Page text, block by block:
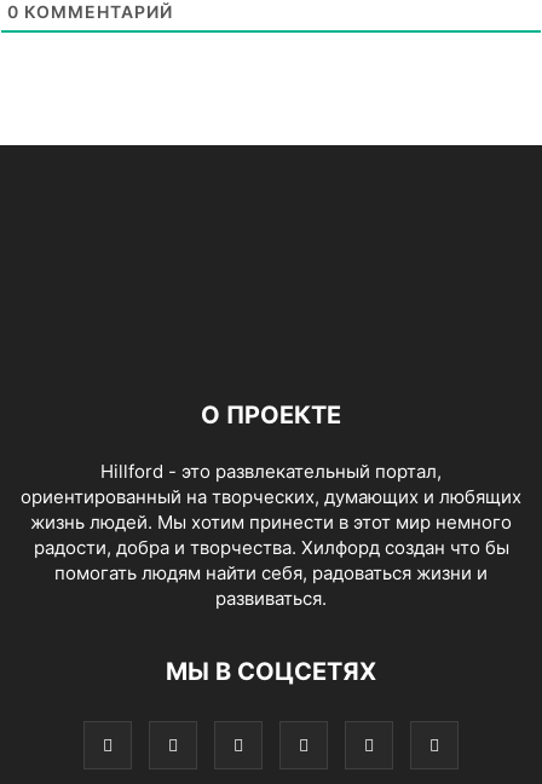
0 КОММЕНТАРИЙ
О ПРОЕКТЕ
Hillford - это развлекательный портал,
ориентированный на творческих, думающих и любящих
жизнь людей. Мы хотим принести в этот мир немного
радости, добра и творчества. Хилфорд создан что бы
помогать людям найти себя, радоваться жизни и
развиваться.
МЫ В СОЦСЕТЯХ